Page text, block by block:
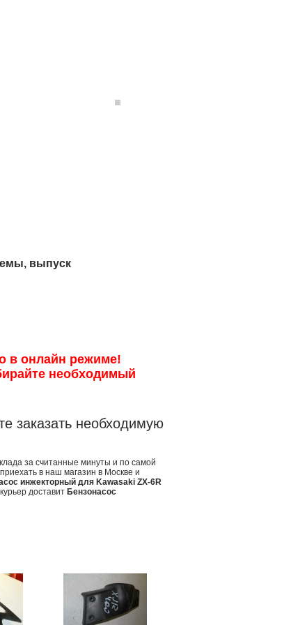
выпуск
в онлайн режиме!
необходимый
заказать необходимую
за считанные минуты и по самой
в наш магазин в Москве и
инжекторный для Kawasaki ZX-6R
курьер доставит Бензонасос